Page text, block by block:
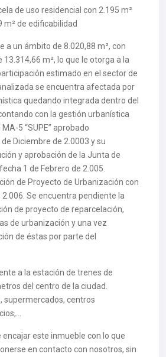
de uso residencial con 2.195 m²
m² de edificabilidad
a un ámbito de 8.020,88 m², con
m², lo que le otorga a la
estimado en el sector de
se encuentra afectada por
quedando integrada dentro del
contando con la gestión urbanística
5 “SUPE” aprobado
Diciembre de 2.0003 y su
y aprobación de la Junta de
1 de Febrero de 2.005.
de Proyecto de Urbanización con
Se encuentra pendiente la
de proyecto de reparcelación,
de urbanización y una vez
de éstas por parte del
a la estación de trenes de
del centro de la ciudad.
supermercados, centros
encajar este inmueble con lo que
en contacto con nosotros, sin